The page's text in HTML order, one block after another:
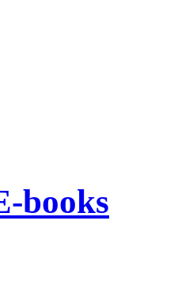
books